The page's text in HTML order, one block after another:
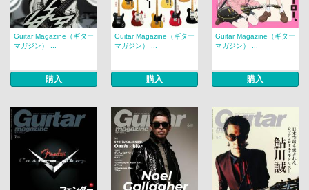
Guitar Magazine（ギター
マガジン） ...
購入
Guitar Magazine（ギター
マガジン） ...
購入
Guitar Magazine（ギター
マガジン） ...
購入